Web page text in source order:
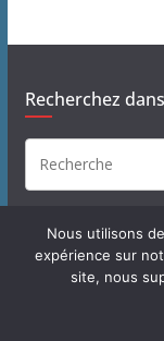
Recherchez
Copyright © 2026
Nous utilisons
expérience sur
site, nous